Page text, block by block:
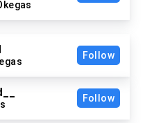
Follow
Follow